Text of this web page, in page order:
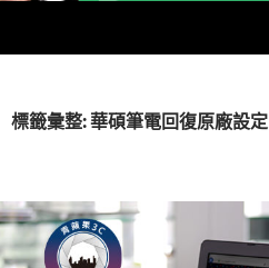
標籤彙整: 華碩筆電回復原廠設定